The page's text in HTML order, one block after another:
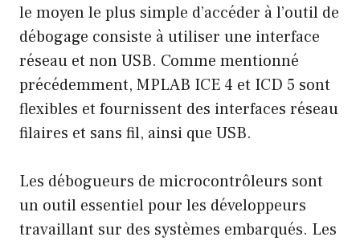
le moyen le plus simple d’accéder à l’outil de
débogage consiste à utiliser une interface
réseau et non USB. Comme mentionné
précédemment, MPLAB ICE 4 et ICD 5 sont
flexibles et fournissent des interfaces réseau
filaires et sans fil, ainsi que USB.
Les débogueurs de microcontrôleurs sont
un outil essentiel pour les développeurs
travaillant sur des systèmes embarqués. Les